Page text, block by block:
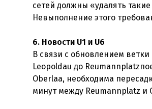
сетей должны «удалять
Невыполнение этого
6. Новости U1 и U6
В связи с обновлением ветки
Leopoldau до
Oberlaa, необходима
минут между Reumannplatz и